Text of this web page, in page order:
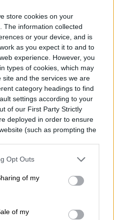
store cookies on your
The information collected
or your device, and is
as you expect it to and to
experience. However, you
types of cookies, which may
and the services we are
category headings to find
settings according to your
of our First Party Strictly
deployed in order to ensure
(such as prompting the
Opt Outs
of my
of my
que ofrece acceso a
detallados,
seguimiento de
y uso compartido
y
a grupos”. La
dólares durante el
vende por pares y
uno, pero ya
reserva por $ 129
se empezará a